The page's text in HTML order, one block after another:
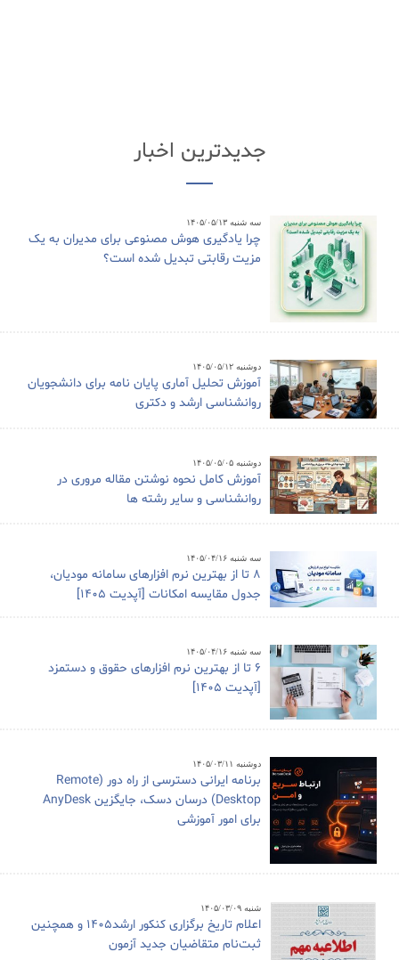
جدیدترین اخبار
سه شنبه ۱۴۰۵/۰۵/۱۳
چرا یادگیری هوش مصنوعی برای مدیران به یک
مزیت رقابتی تبدیل شده است؟
دوشنبه ۱۴۰۵/۰۵/۱۲
آموزش تحلیل آماری پایان نامه برای دانشجویان
روانشناسی ارشد و دکتری
دوشنبه ۱۴۰۵/۰۵/۰۵
آموزش کامل نحوه نوشتن مقاله مروری در
روانشناسی و سایر رشته ها
سه شنبه ۱۴۰۵/۰۴/۱۶
8 تا از بهترین نرم افزارهای سامانه مودیان،
جدول مقایسه امکانات [آپدیت 1405]
سه شنبه ۱۴۰۵/۰۴/۱۶
6 تا از بهترین نرم افزارهای حقوق و دستمزد
[آپدیت 1405]
دوشنبه ۱۴۰۵/۰۳/۱۱
برنامه ایرانی دسترسی از راه دور (Remote
Desktop) درسان دسک، جایگزین AnyDesk
برای امور آموزشی
شنبه ۱۴۰۵/۰۳/۰۹
اعلام تاریخ برگزاری کنکور ارشد1405 و همچنین
ثبت‌نام متقاضیان جدید آزمون